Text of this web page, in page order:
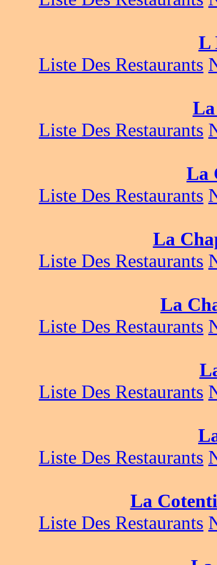
L
Liste Des Restaurants
Liste Des Restaurants
La
Liste Des Restaurants
La
Liste Des Restaurants
La
Liste Des Restaurants
Liste Des Restaurants
Liste Des Restaurants
La
Liste Des Restaurants